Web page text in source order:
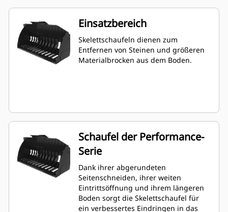
Einsatzbereich
Skelettschaufeln dienen zum
Entfernen von Steinen und größeren
Materialbrocken aus dem Boden.
Schaufel der Performance-
Serie
Dank ihrer abgerundeten
Seitenschneiden, ihrer weiten
Eintrittsöffnung und ihrem längeren
Boden sorgt die Skelettschaufel für
ein verbessertes Eindringen in das